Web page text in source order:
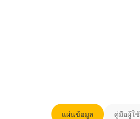
แผ่นข้อมูล คู่มือผู้ใช้